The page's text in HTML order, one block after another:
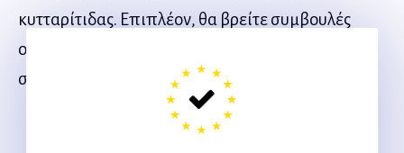
κυτταρίτιδας. Επιπλέον, θα βρείτε συμβουλές
ομορφιάς για όλο το σώμα, για να είστε λαμπερή
στην παραλία!